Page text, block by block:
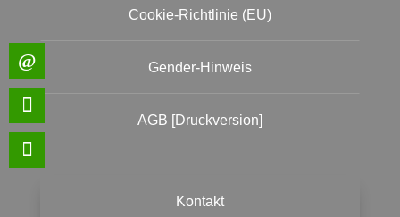
Cookie-Richtlinie (EU)
Gender-Hinweis
AGB [Druckversion]
Kontakt